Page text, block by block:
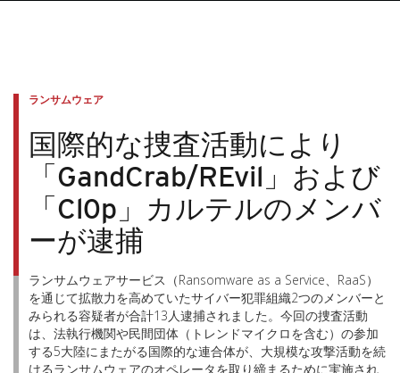
ランサムウェア
国際的な捜査活動により
「GandCrab/REvil」および
「Cl0p」カルテルのメンバ
ーが逮捕
ランサムウェアサービス（Ransomware as a Service、RaaS）
を通じて拡散力を高めていたサイバー犯罪組織2つのメンバーと
みられる容疑者が合計13人逮捕されました。今回の捜査活動
は、法執行機関や民間団体（トレンドマイクロを含む）の参加
する5大陸にまたがる国際的な連合体が、大規模な攻撃活動を続
けるランサムウェアのオペレータを取り締まるために実施され